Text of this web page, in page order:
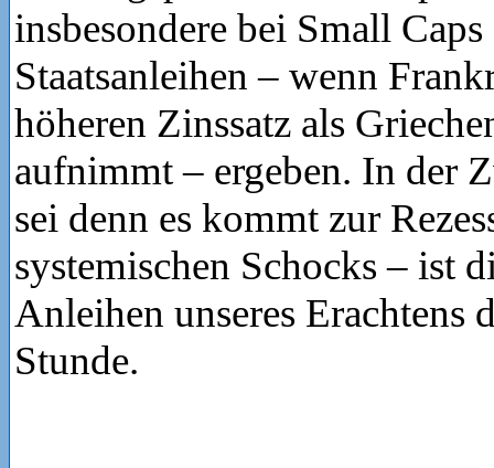
insbesondere bei Small
Staatsanleihen – wenn
höheren Zinssatz als
aufnimmt – ergeben. In der
sei denn es kommt zur
systemischen Schocks – ist
Anleihen unseres Erachtens
Stunde.